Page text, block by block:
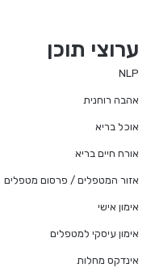
ערוצי תוכן
NLP
אהבה רוחנית
אוכל בריא
אורח חיים בריא
אזור המטפלים / פרסום מטפלים
אימון אישי
אימון עיסקי למטפלים
אינדקס מחלות